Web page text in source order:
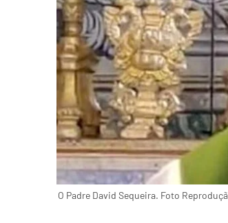
O Padre David Sequeira. Foto